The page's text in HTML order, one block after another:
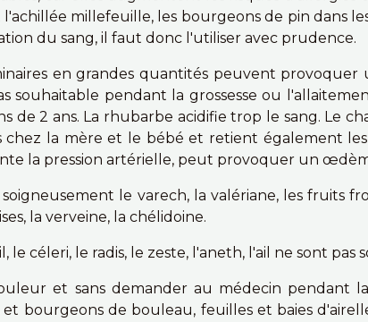
l'achillée millefeuille, les bourgeons de pin dans
du sang, il faut donc l'utiliser avec prudence.
en grandes quantités peuvent provoquer
souhaitable pendant la grossesse ou
de 2 ans. La rhubarbe acidifie trop le sang. Le
chez la mère et le bébé et retient également les
la pression artérielle, peut provoquer un
soigneusement le varech, la valériane, les fruits
la verveine, la chélidoine.
le céleri, le radis, le zeste, l'aneth, l'ail ne sont
et sans demander au médecin pendant
et bourgeons de bouleau, feuilles et baies